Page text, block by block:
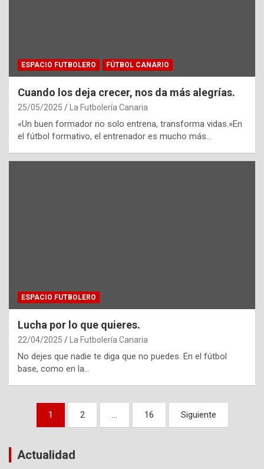
ESPACIO FUTBOLERO FÚTBOL CANARIO
Cuando los deja crecer, nos da más alegrías.
25/05/2025 La Futbolería Canaria
«Un buen formador no solo entrena, transforma vidas.»En
el fútbol formativo, el entrenador es mucho más…
ESPACIO FUTBOLERO
Lucha por lo que quieres.
22/04/2025 La Futbolería Canaria
No dejes que nadie te diga que no puedes. En el fútbol
base, como en la…
Paginación
entradas
1 2 … 16 Siguiente
Actualidad